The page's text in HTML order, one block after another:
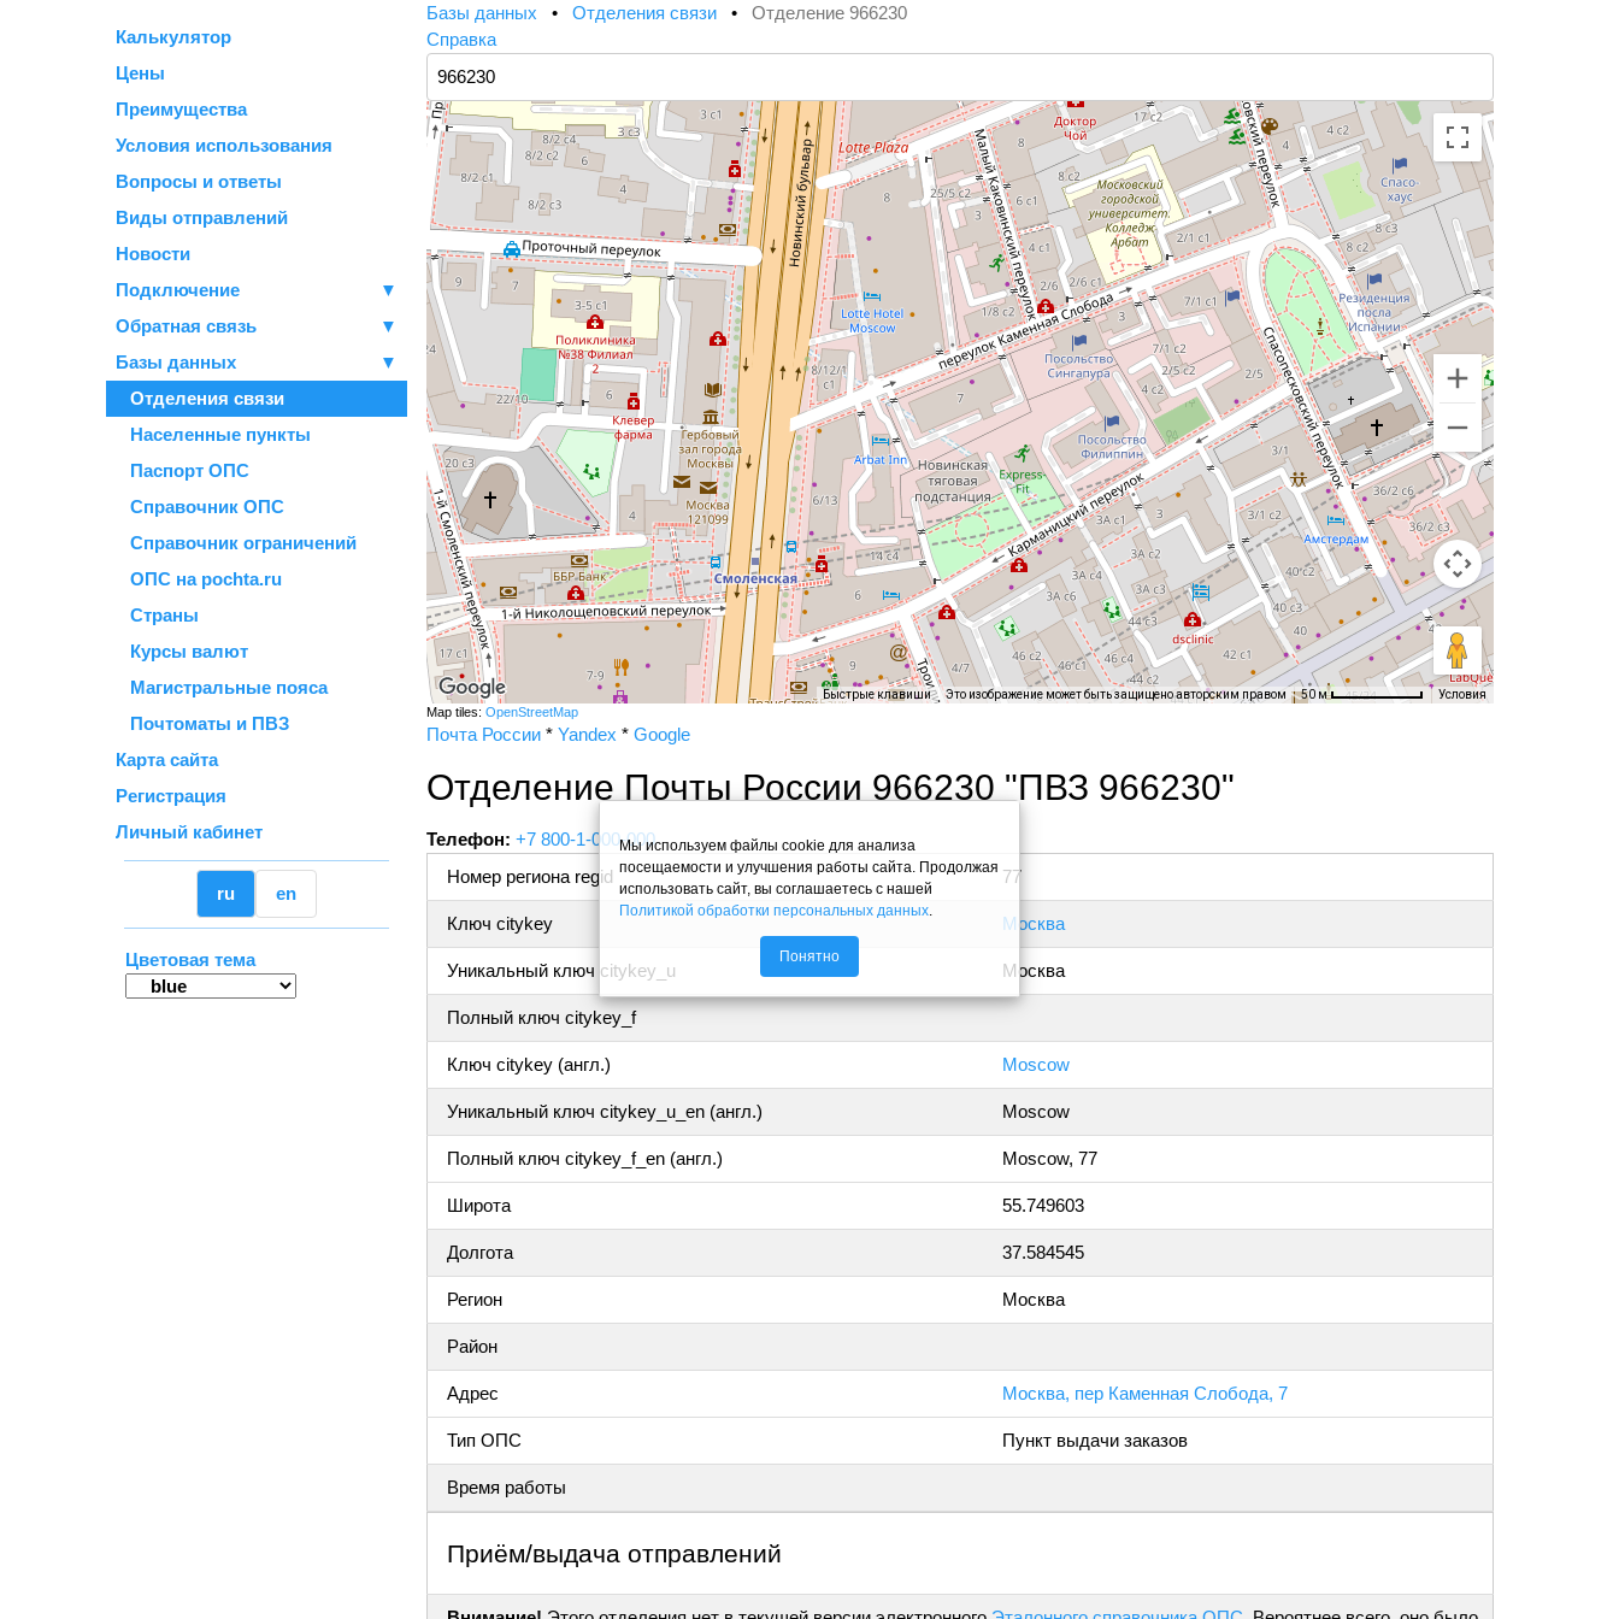
Калькулятор
Цены
Преимущества
Условия использования
Вопросы и ответы
Виды отправлений
Новости
Подключение
▼
Обратная связь
▼
Базы данных
▼
Отделения связи
Населенные пункты
Паспорт ОПС
Справочник ОПС
Справочник ограничений
ОПС на pochta.ru
Страны
Курсы валют
Магистральные пояса
Почтоматы и ПВЗ
Карта сайта
Регистрация
Личный кабинет
ru en
Цветовая тема
Базы данных • Отделения связи • Отделение 966230
Справка
Быстрые клавиши Это изображение может быть защищено авторским правом 50 м Условия
Map tiles: OpenStreetMap
Почта России * Yandex * Google
Отделение Почты России 966230 "ПВЗ 966230"
Телефон: +7 800-1-000-000
Номер региона regid
77
Ключ citykey Москва
Уникальный ключ citykey_u Москва
Полный ключ citykey_f
Ключ citykey (англ.) Moscow
Уникальный ключ citykey_u_en (англ.) Moscow
Полный ключ citykey_f_en (англ.) Moscow, 77
Широта 55.749603
Долгота 37.584545
Регион Москва
Район
Адрес Москва, пер Каменная Слобода, 7
Тип ОПС Пункт выдачи заказов
Время работы
Приём/выдача отправлений
Мы используем файлы cookie для анализа
посещаемости и улучшения работы сайта. Продолжая
использовать сайт, вы соглашаетесь с нашей
Политикой обработки персональных данных
Понятно